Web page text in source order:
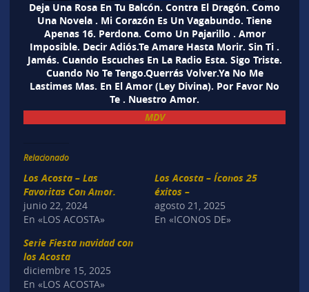
Deja Una Rosa En Tu Balcón. Contra El Dragón. Como
Una Novela . Mi Corazón Es Un Vagabundo. Tiene
Apenas 16. Perdona. Como Un Pajarillo . Amor
Imposible. Decir Adiós.Te Amare Hasta Morir. Sin Ti .
Jamás. Cuando Escuches En La Radio Esta. Sigo Triste.
Cuando No Te Tengo.Querrás Volver.Ya No Me
Lastimes Mas. En El Amor (Ley Divina). Por Favor No
Te . Nuestro Amor.
MDV
Relacionado
Los Acosta – Las
Favoritas Con Amor.
junio 22, 2024
En «LOS ACOSTA»
Los Acosta – Íconos 25
éxitos –
agosto 21, 2025
En «ICONOS DE»
Serie Fiesta navidad con
los Acosta
diciembre 15, 2025
En «LOS ACOSTA»